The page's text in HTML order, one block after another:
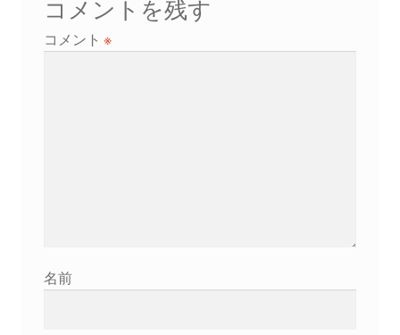
ー
コメントを残す
コメント ※
名前